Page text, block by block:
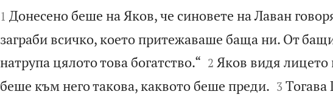


1 Донесено беше на Яков, че синовете на Лаван
заграби всичко, което притежаваше баща ни. От
натрупа цялото това богатство.“
2 Яков видя лицето
беше към него такова, каквото беше преди.
3 Тогава